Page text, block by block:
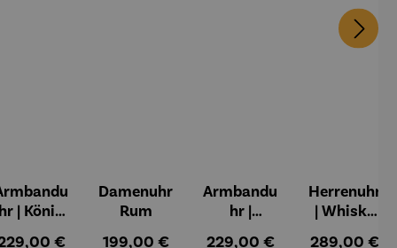
hr | König
Preis:
€
Damenuhr
Rum
Regulärer Preis:
199,00 €
Armbandu
hr |
Regulärer Preis:
229,00 €
Herrenuhr
| Whisky
Regulärer
289,00 €